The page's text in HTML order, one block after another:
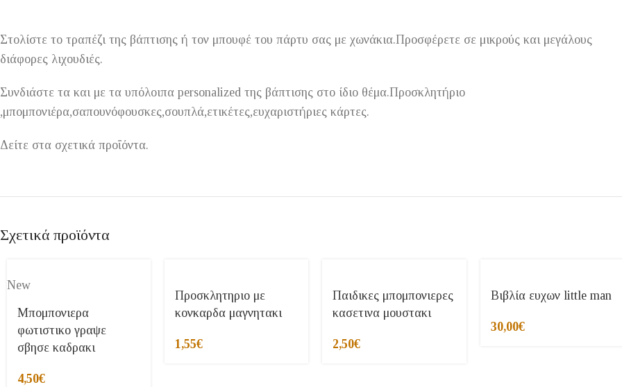
Στολίστε το τραπέζι της βάπτισης ή τον μπουφέ του πάρτυ σας με χωνάκια.Προσφέρετε σε μικρούς και μεγάλους
διάφορες λιχουδιές.
Συνδιάστε τα και με τα υπόλοιπα personalized της βάπτισης στο ίδιο θέμα.Προσκλητήριο
,μπομπονιέρα,σαπουνόφουσκες,σουπλά,ετικέτες,ευχαριστήριες κάρτες.
Δείτε στα σχετικά προΐόντα.
Σχετικά προϊόντα
New
Μπομπονιερα
φωτιστικο γραψε
σβησε καδρακι
4,50€
Προσκλητηριο με
κονκαρδα μαγνητακι
1,55€
Παιδικες μπομπονιερες
κασετινα μουστακι
2,50€
Βιβλία ευχων little man
30,00€